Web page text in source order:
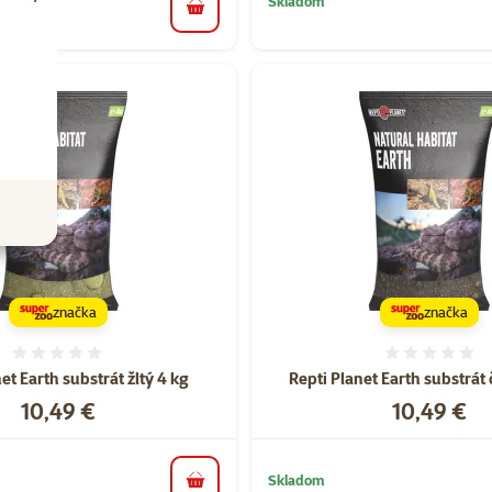
do košíka
Earth substrát žltý 4 kg
Cena
10,49 €
značka
Repti Planet Earth substrát
Cena
10,49 €
značka
Skladom